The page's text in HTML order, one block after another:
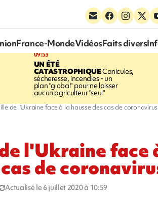
France-MondeVidéosFaits divers
09:53
UN ÉTÉ
CATASTROPHIQUECanicules,
sécheresse, incendies - un
plan "global" pour ne laisser
aucun agriculteur "seul"
de l'Ukraine face à la hausse des cas de coronavirus
l'Ukraine face
de
Actualisé le 6 juillet 2020 à 10:59